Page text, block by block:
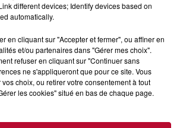
l’une des figures les plus populaires
actuellement au cœur de l’actu avec
“Permis de Construire” et “Mes très
aussi un premier album solo “Le
discret en général, Didier Bourdon
visite à Nico pour se confier sur son
être la reformation des
different devices; Identify devices based on
automatically.
en cliquant sur "Accepter et fermer", ou affiner en
et/ou partenaires dans "Gérer mes choix".
refuser en cliquant sur "Continuer sans
ne s'appliqueront que pour ce site. Vous
choix, ou retirer votre consentement à tout
les cookies" situé en bas de chaque page.